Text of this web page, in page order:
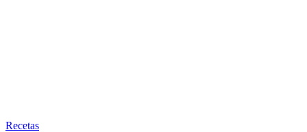
Recetas